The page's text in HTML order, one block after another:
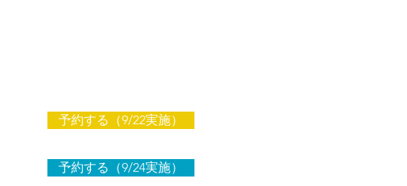
予約する（9/22実施）
予約する（9/24実施）